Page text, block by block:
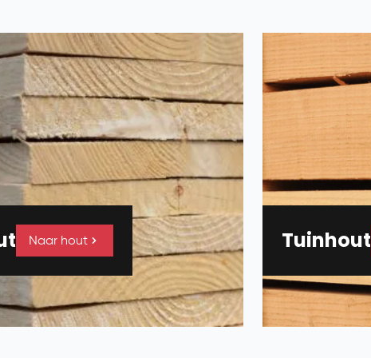
Naar hout Tuinhout